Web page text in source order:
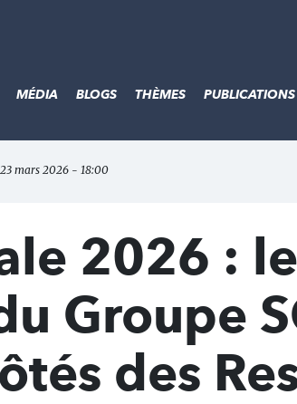
MÉDIA BLOGS THÈMES PUBLICATIONS
mars 2026 - 18:00
2026 :
Groupe
des